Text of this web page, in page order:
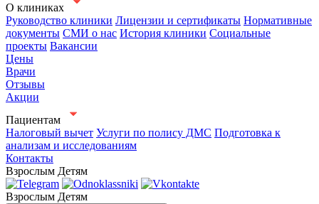
О клиниках
Руководство клиники Лицензии и сертификаты Нормативные
документы СМИ о нас История клиники Социальные
проекты Вакансии
Цены
Врачи
Отзывы
Акции
Пациентам
Налоговый вычет Услуги по полису ДМС Подготовка к
анализам и исследованиям
Контакты
Взрослым Детям
Взрослым Детям